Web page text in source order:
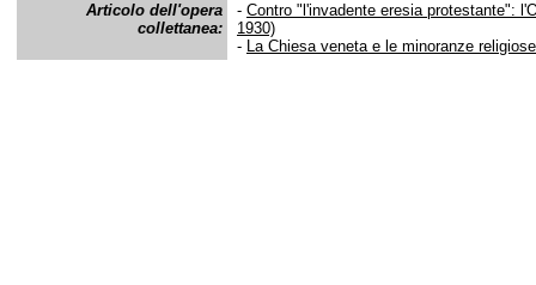
Articolo dell'opera
collettanea:
- Contro "l'invadente eresia protestante":
1930)
- La Chiesa veneta e le minoranze